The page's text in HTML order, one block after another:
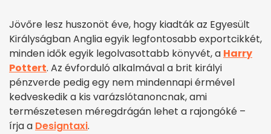
Jövőre lesz huszonöt éve, hogy kiadták az Egyesült
Királyságban Anglia egyik legfontosabb exportcikkét,
minden idők egyik legolvasottabb könyvét, a Harry
Pottert. Az évforduló alkalmával a brit királyi
pénzverde pedig egy nem mindennapi érmével
kedveskedik a kis varázslótanoncnak, ami
természetesen méregdrágán lehet a rajongóké –
írja a Designtaxi.